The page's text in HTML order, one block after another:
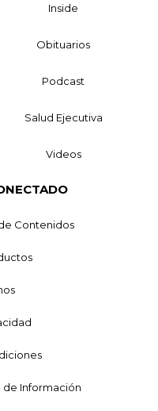
Inside
Obituarios
Podcast
Salud Ejecutiva
Videos
Contenidos
de Información